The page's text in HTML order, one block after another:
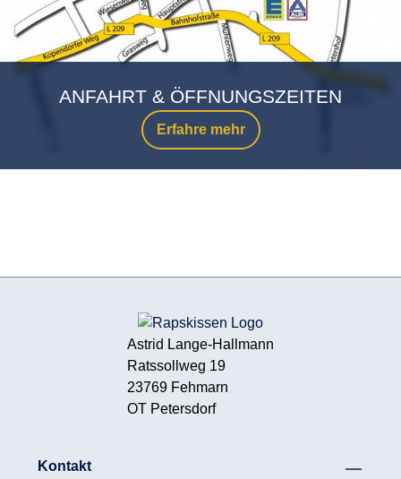
Erfahre mehr
ANFAHRT & ÖFFNUNGSZEITEN
Astrid Lange-Hallmann
Ratssollweg 19
23769 Fehmarn
OT Petersdorf
Kontakt